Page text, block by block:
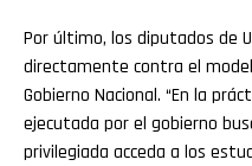
Por último, los diputados de
directamente contra el
Gobierno Nacional. “En la
ejecutada por el gobierno
privilegiada acceda a los